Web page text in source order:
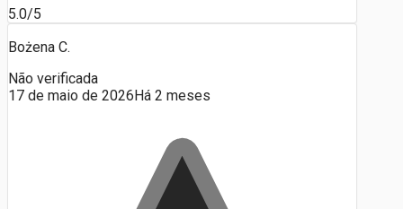
5.0/5
Bożena C.
Não verificada
17 de maio de 2026Há 2 meses